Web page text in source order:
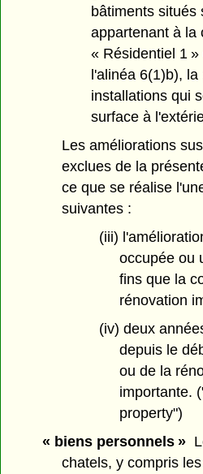
bâtiments situés
appartenant à la
« Résidentiel 1
l'alinéa 6(1)b),
installations qui
surface à
Les améliorations
exclues de la
ce que se réalise
suivantes :
(iii)
occupée ou
fins que la
rénovation
(iv) deux
depuis le
ou de la
importante.
property")
« biens personnels »
chatels, y compris